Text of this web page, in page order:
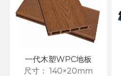
一代木塑WPC地板
尺寸： 140×20mm